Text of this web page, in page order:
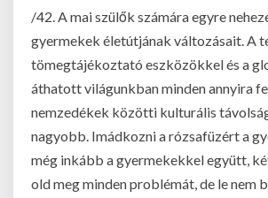
/42. A mai szülők számára egyre
gyermekek életútjának változásait. A
tömegtájékoztató eszközökkel és a
áthatott világunkban minden annyira
nemzedékek közötti kulturális
nagyobb. Imádkozni a rózsafüzért a
még inkább a gyermekekkel együtt,
old meg minden problémát, de le nem